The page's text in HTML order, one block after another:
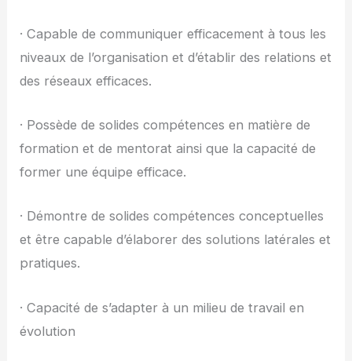
· Capable de communiquer efficacement à tous les
niveaux de l’organisation et d’établir des relations et
des réseaux efficaces.
· Possède de solides compétences en matière de
formation et de mentorat ainsi que la capacité de
former une équipe efficace.
· Démontre de solides compétences conceptuelles
et être capable d’élaborer des solutions latérales et
pratiques.
· Capacité de s’adapter à un milieu de travail en
évolution